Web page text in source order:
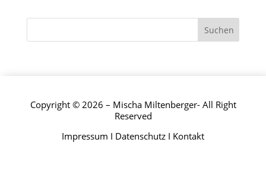
Copyright © 2026 – Mischa Miltenberger- All Right
Reserved
Impressum I Datenschutz I Kontakt